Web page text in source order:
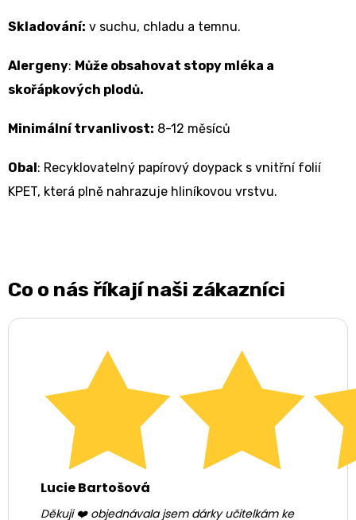
Skladování: v suchu, chladu a temnu.
Alergeny: Může obsahovat stopy mléka a
skořápkových plodů.
Minimální trvanlivost: 8-12 měsíců
Obal: Recyklovatelný papírový doypack s vnitřní folií
KPET, která plně nahrazuje hliníkovou vrstvu.
Co o nás říkají naši zákazníci
Lucie Bartošová
Děkuji ❤️ objednávala jsem dárky učitelkám ke